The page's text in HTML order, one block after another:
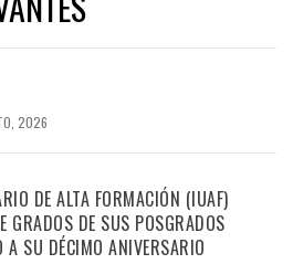
2026
DE ALTA FORMACIÓN (IUAF)
GRADOS DE SUS POSGRADOS
A SU DÉCIMO ANIVERSARIO